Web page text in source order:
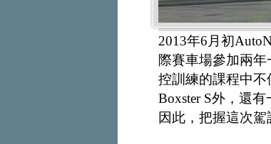
2013年6月初
際賽車場參加兩
控訓練的課程中不
Boxster S外，還
因此，把握這次駕